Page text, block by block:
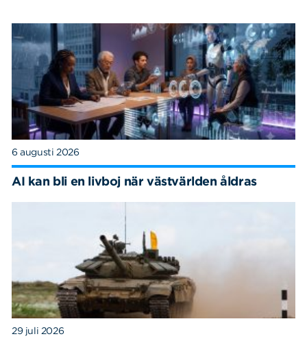
6 augusti 2026
AI kan bli en livboj när västvärlden åldras
29 juli 2026